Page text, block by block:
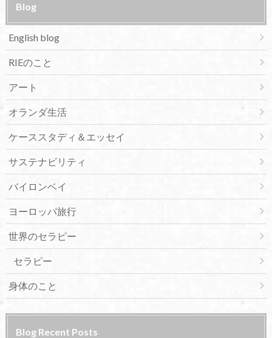
Blog
English blog
RIEのこと
アート
オランダ生活
ケーススタディ＆エッセイ
サステナビリティ
バイロンベイ
ヨーロッパ旅行
世界のセラピー
セラピー
身体のこと
Blog Recent Posts